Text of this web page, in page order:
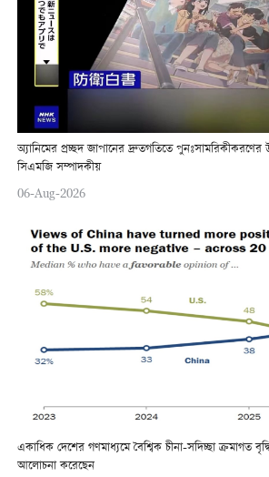
অ্যানিমের প্রচ্ছদ জাপানের দ্রুতগতিতে পুনঃসামরিকীকরণের
সিএমজি সম্পাদকীয়
06-Aug-2026
একাধিক দেশের গণমাধ্যমে বৈশ্বিক চীনা-সদিচ্ছা ক্রমাগত
আলোচনা করেছেন